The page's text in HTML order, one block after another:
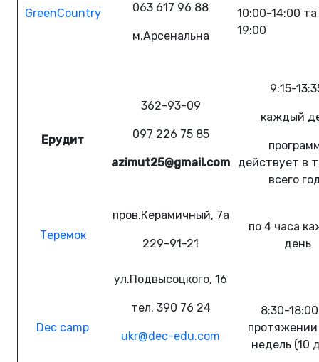
GreenCountry 063 617 96 88
м.Арсенальна
10:00-14:00
19:00
Ерудит
362-93-09
097 226 75 85
azimut25@gmail.com
9:15-
каждый
действует в
всего
Теремок
пров.Керамичный, 7а
229-91-21
по 4 часа
день
Dec camp
ул.Подвысоцкого, 16
тел. 390 76 24
ukr@dec-edu.com
8:30-
недель (10